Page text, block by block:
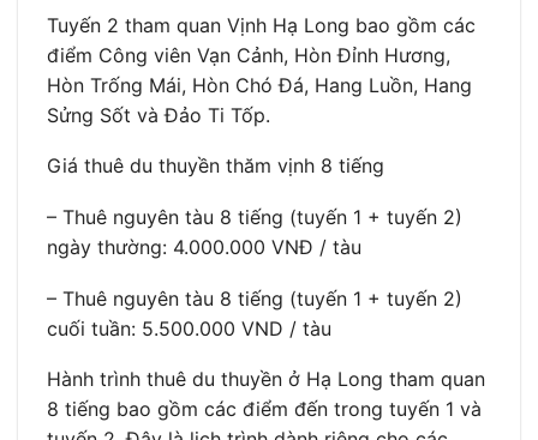
Tuyến 2 tham quan Vịnh Hạ Long bao gồm các
điểm Công viên Vạn Cảnh, Hòn Đỉnh Hương,
Hòn Trống Mái, Hòn Chó Đá, Hang Luồn, Hang
Sửng Sốt và Đảo Ti Tốp.
Giá thuê du thuyền thăm vịnh 8 tiếng
– Thuê nguyên tàu 8 tiếng (tuyến 1 + tuyến 2)
ngày thường: 4.000.000 VNĐ / tàu
– Thuê nguyên tàu 8 tiếng (tuyến 1 + tuyến 2)
cuối tuần: 5.500.000 VND / tàu
Hành trình thuê du thuyền ở Hạ Long tham quan
8 tiếng bao gồm các điểm đến trong tuyến 1 và